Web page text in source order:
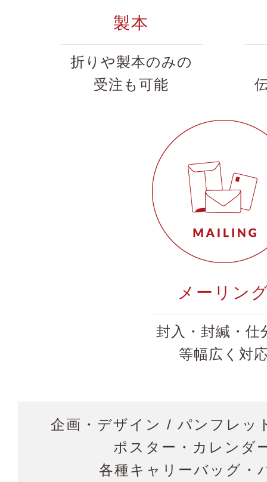
製本
折りや製本のみの
受注も可能
メーリン
封入・封緘・仕
等幅広く対
企画・デザイン / パンフレッ
ポスター・カレンダ
各種キャリーバッグ・